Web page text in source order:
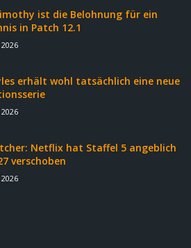
ist die Belohnung für ein
in Patch 12.1
erhält wohl tatsächlich eine neue
Netflix hat Staffel 5 angeblich
verschoben